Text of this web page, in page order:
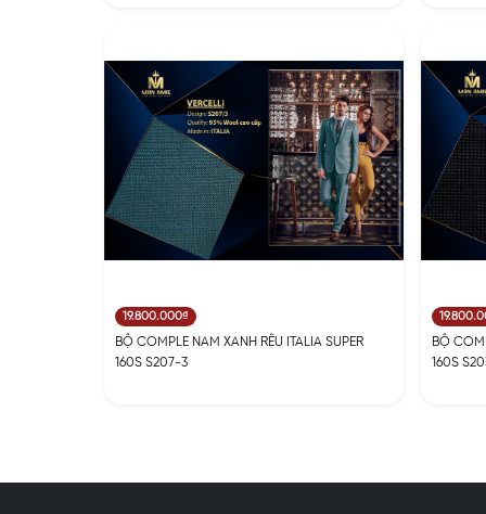
19.800.000₫
BỘ COMPLE NAM XANH RÊU ITALIA SUPER
160S S207-3
BỘ
160S